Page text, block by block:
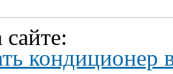
кондиционер